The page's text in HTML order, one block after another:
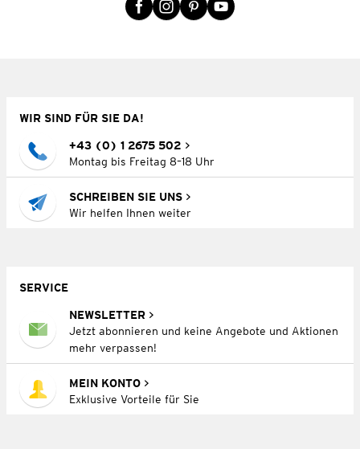
WIR SIND FÜR SIE DA!
+43 (0) 1 2675 502
Montag bis Freitag 8–18 Uhr
SCHREIBEN SIE UNS
Wir helfen Ihnen weiter
SERVICE
NEWSLETTER
Jetzt abonnieren und keine Angebote und Aktionen
mehr verpassen!
MEIN KONTO
Exklusive Vorteile für Sie